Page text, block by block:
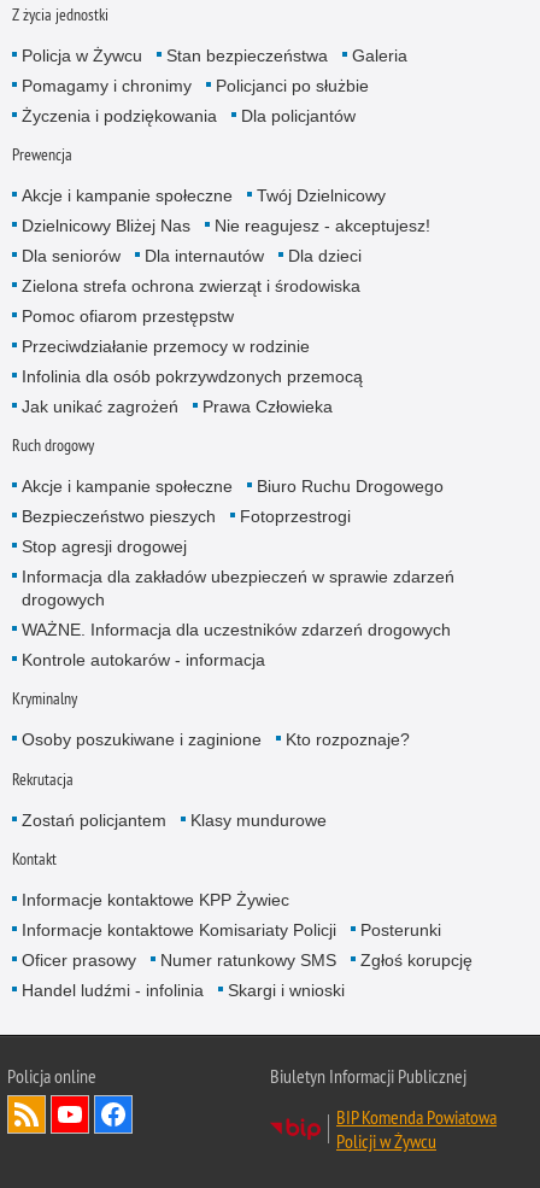
Z życia jednostki
Policja w Żywcu Stan bezpieczeństwa
Galeria
Pomagamy i chronimy
Policjanci po służbie
Życzenia i podziękowania
Dla policjantów
Prewencja
Akcje i kampanie społeczne
Twój Dzielnicowy
Dzielnicowy Bliżej Nas
Nie reagujesz - akceptujesz!
Dla seniorów
Dla internautów
Dla dzieci
Zielona strefa ochrona zwierząt i środowiska
Pomoc ofiarom przestępstw
Przeciwdziałanie przemocy w rodzinie
Infolinia dla osób pokrzywdzonych przemocą
Jak unikać zagrożeń
Prawa Człowieka
Ruch drogowy
Akcje i kampanie społeczne
Biuro Ruchu Drogowego
Bezpieczeństwo pieszych
Fotoprzestrogi
Stop agresji drogowej
Informacja dla zakładów ubezpieczeń w sprawie zdarzeń
drogowych
WAŻNE. Informacja dla uczestników zdarzeń drogowych
Kontrole autokarów - informacja
Kryminalny
Osoby poszukiwane i zaginione Kto rozpoznaje?
Rekrutacja
Zostań policjantem Klasy mundurowe
Kontakt
Informacje kontaktowe KPP Żywiec
Informacje kontaktowe Komisariaty Policji
Posterunki
Oficer prasowy
Numer ratunkowy SMS
Zgłoś korupcję
Handel ludźmi - infolinia
Skargi i wnioski
Policja online
Biuletyn Informacji Publicznej
BIP Komenda Powiatowa
Policji w Żywcu